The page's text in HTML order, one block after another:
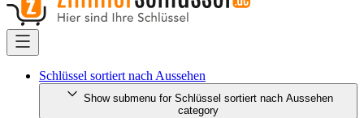
Schlüssel sortiert nach Aussehen
Show submenu for Schlüssel sortiert nach Aussehen
category